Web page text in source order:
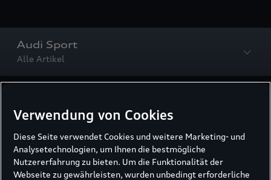
Audi Sport
Alle Artikel
Audi Q8 e-tron edition Dakar:
Hommage an einen Mythos
Der neue Audi Q8 e-tron edition Dakar
zelebriert den Mythos Rallye Dakar und
Verwendung von Cookies
Diese Seite verwendet Cookies und weitere Marketing- und
Analysetechnologien, um Ihnen die bestmögliche
Nutzererfahrung zu bieten. Um die Funktionalität der
Webseite zu gewährleisten, wurden unbedingt erforderliche